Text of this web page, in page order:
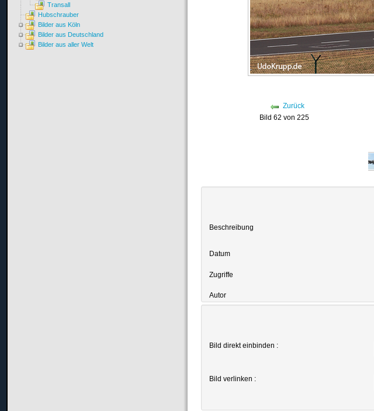
Zurück
Bild 62 von 225
Beschreibung
Datum
Zugriffe
Autor
Bild direkt einbinden :
Bild verlinken :
Transall
Hubschrauber
Bilder aus Köln
Bilder aus Deutschland
Bilder aus aller Welt